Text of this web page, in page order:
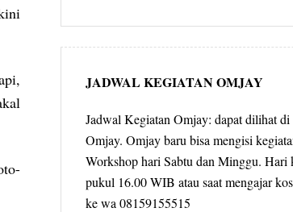
JADWAL KEGIATAN OMJAY
Jadwal Kegiatan Omjay: dapat dilihat di
Omjay. Omjay baru bisa mengisi
Workshop hari Sabtu dan Minggu. Hari
pukul 16.00 WIB atau saat mengajar
ke wa 08159155515